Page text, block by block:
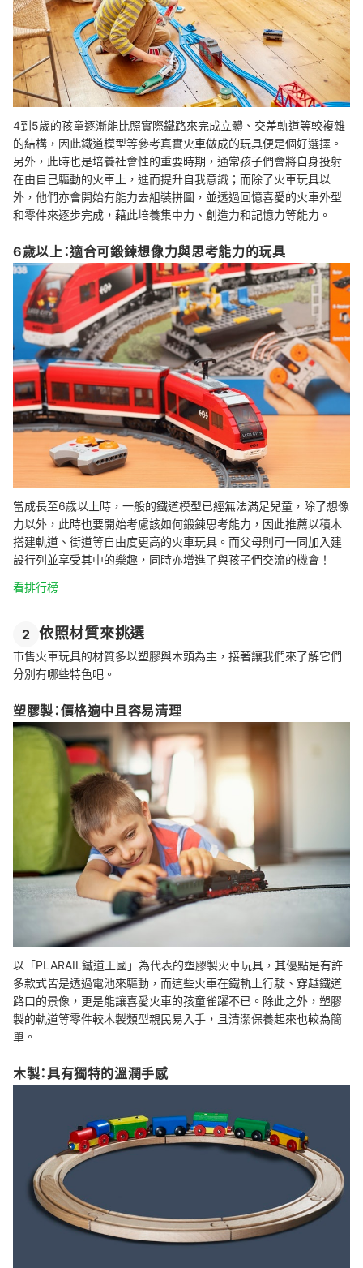
4到5歲的孩童逐漸能比照實際鐵路來完成立體、交差軌道等較複雜
的結構，因此鐵道模型等參考真實火車做成的玩具便是個好選擇。
另外，此時也是培養社會性的重要時期，通常孩子們會將自身投射
在由自己驅動的火車上，進而提升自我意識；而除了火車玩具以
外，他們亦會開始有能力去組裝拼圖，並透過回憶喜愛的火車外型
和零件來逐步完成，藉此培養集中力、創造力和記憶力等能力。
6歲以上：適合可鍛鍊想像力與思考能力的玩具
當成長至6歲以上時，一般的鐵道模型已經無法滿足兒童，除了想像
力以外，此時也要開始考慮該如何鍛鍊思考能力，因此推薦以積木
搭建軌道、街道等自由度更高的火車玩具。而父母則可一同加入建
設行列並享受其中的樂趣，同時亦增進了與孩子們交流的機會！
看排行榜
2 依照材質來挑選
市售火車玩具的材質多以塑膠與木頭為主，接著讓我們來了解它們
分別有哪些特色吧。
塑膠製：價格適中且容易清理
以「PLARAIL鐵道王國」為代表的塑膠製火車玩具，其優點是有許
多款式皆是透過電池來驅動，而這些火車在鐵軌上行駛、穿越鐵道
路口的景像，更是能讓喜愛火車的孩童雀躍不已。除此之外，塑膠
製的軌道等零件較木製類型親民易入手，且清潔保養起來也較為簡
單。
木製：具有獨特的溫潤手感